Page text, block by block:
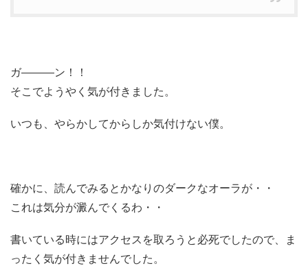
ガ―――ン！！
そこでようやく気が付きました。
いつも、やらかしてからしか気付けない僕。
確かに、読んでみるとかなりのダークなオーラが・・
これは気分が澱んでくるわ・・
書いている時にはアクセスを取ろうと必死でしたので、ま
ったく気が付きませんでした。